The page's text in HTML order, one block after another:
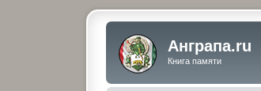
Анграпа.ru
Книга памяти